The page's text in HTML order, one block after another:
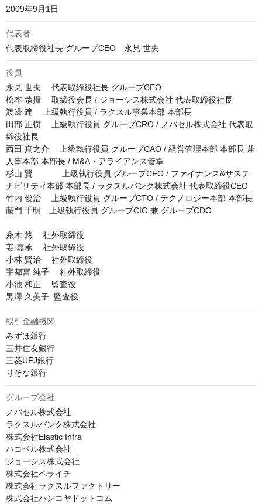
2009年9月1日
代表者
代表取締役社長 グループCEO　永見 世央
役員
永見 世央 　代表取締役社長 グループCEO
松本 恭攝 　取締役会長 / ジョーシス株式会社 代表取締役社長
渡邊 建 　上級執行役員 / ラクスル事業本部 本部長
田部 正樹 　上級執行役員 グループCRO / ノバセル株式会社 代表取
締役社長
西田 真之介 　上級執行役員 グループCAO / 経営管理本部 本部長 兼
人事本部 本部長 / M&A・アライアンス管掌
杉山 賢 　        上級執行役員 グループCFO / ファイナンス&サステ
ナビリティ本部 本部長 / ラクスルバンク株式会社 代表取締役CEO
竹内 俊治 　上級執行役員 グループCTO / テクノロジー本部 本部長
藤門 千明　上級執行役員 グループCIO 兼 グループCDO
糸木 悠 　社外取締役
姜 嘉承 　社外取締役
小林 賢治 　社外取締役
宇都宮 純子 　社外取締役
小池 和正 　監査役
黒澤 久美子  監査役
取引金融機関
みずほ銀行
三井住友銀行
三菱UFJ銀行
りそな銀行
グループ会社
ノバセル株式会社
ラクスルバンク株式会社
株式会社Elastic Infra
ハコベル株式会社
ジョーシス株式会社
株式会社ペライチ
株式会社ラクスルファクトリー
株式会社ハンコヤドットコム